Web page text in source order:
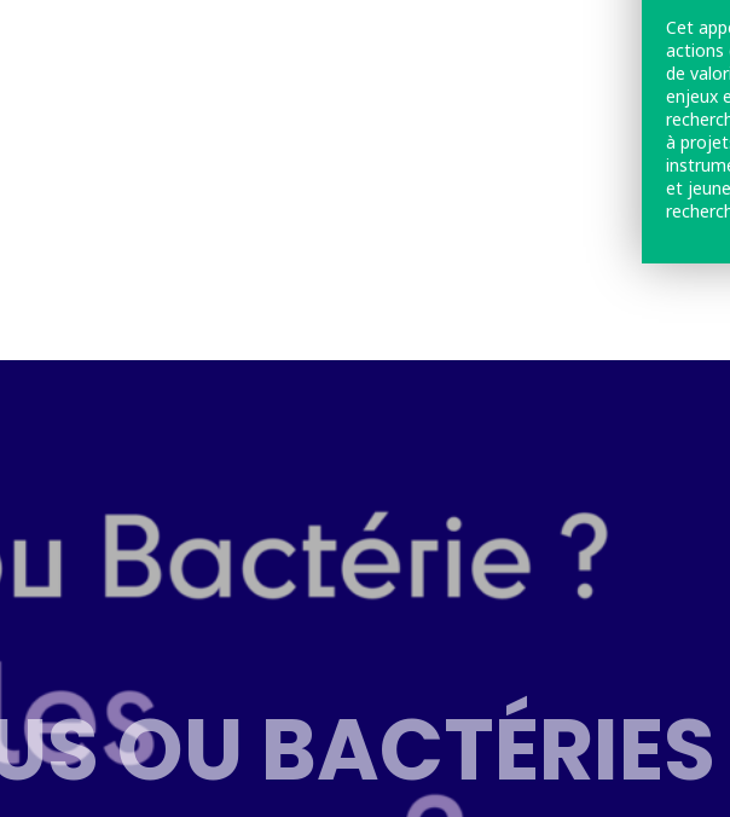
Cet
actions
de
enjeux
à
et
OU